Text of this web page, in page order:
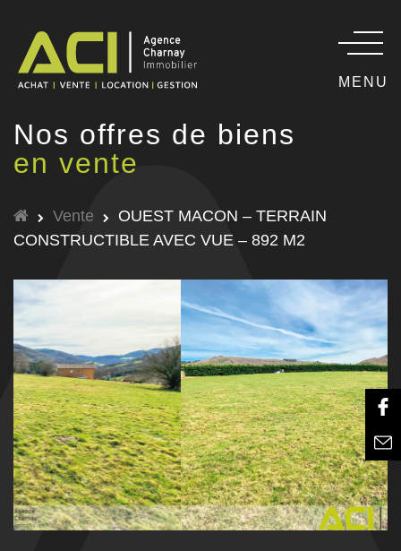
MENU
Nos offres de biens
en vente
Vente
OUEST MACON – TERRAIN
CONSTRUCTIBLE AVEC VUE – 892 M2